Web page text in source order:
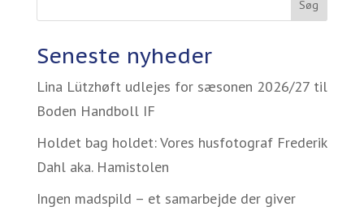
Søg
Seneste nyheder
Lina Lützhøft udlejes for sæsonen 2026/27 til
Boden Handboll IF
Holdet bag holdet: Vores husfotograf Frederik
Dahl aka. Hamistolen
Ingen madspild – et samarbejde der giver